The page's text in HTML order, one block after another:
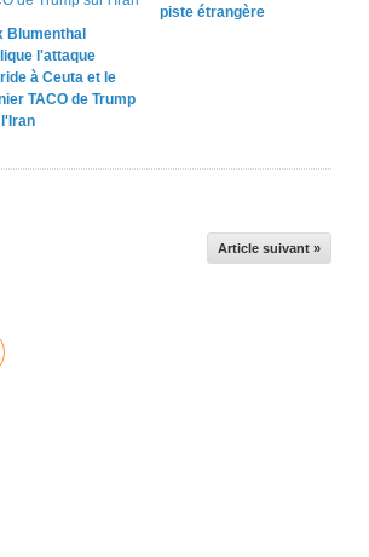
Blumenthal
l'attaque
à Ceuta et le
TACO de Trump
piste étrangère
Article suivant »